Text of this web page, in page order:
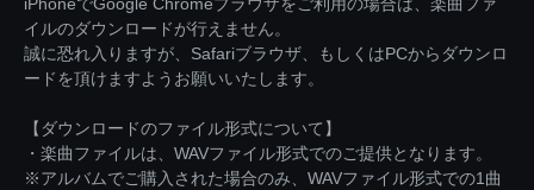
イルのダウンロードが行えません。
誠に恐れ入りますが、Safariブラウザ、もしくはPCからダウンロ
ードを頂けますようお願いいたします。
【ダウンロードのファイル形式について】
・楽曲ファイルは、WAVファイル形式でのご提供となります。
※アルバムでご購入された場合のみ、WAVファイル形式での1曲